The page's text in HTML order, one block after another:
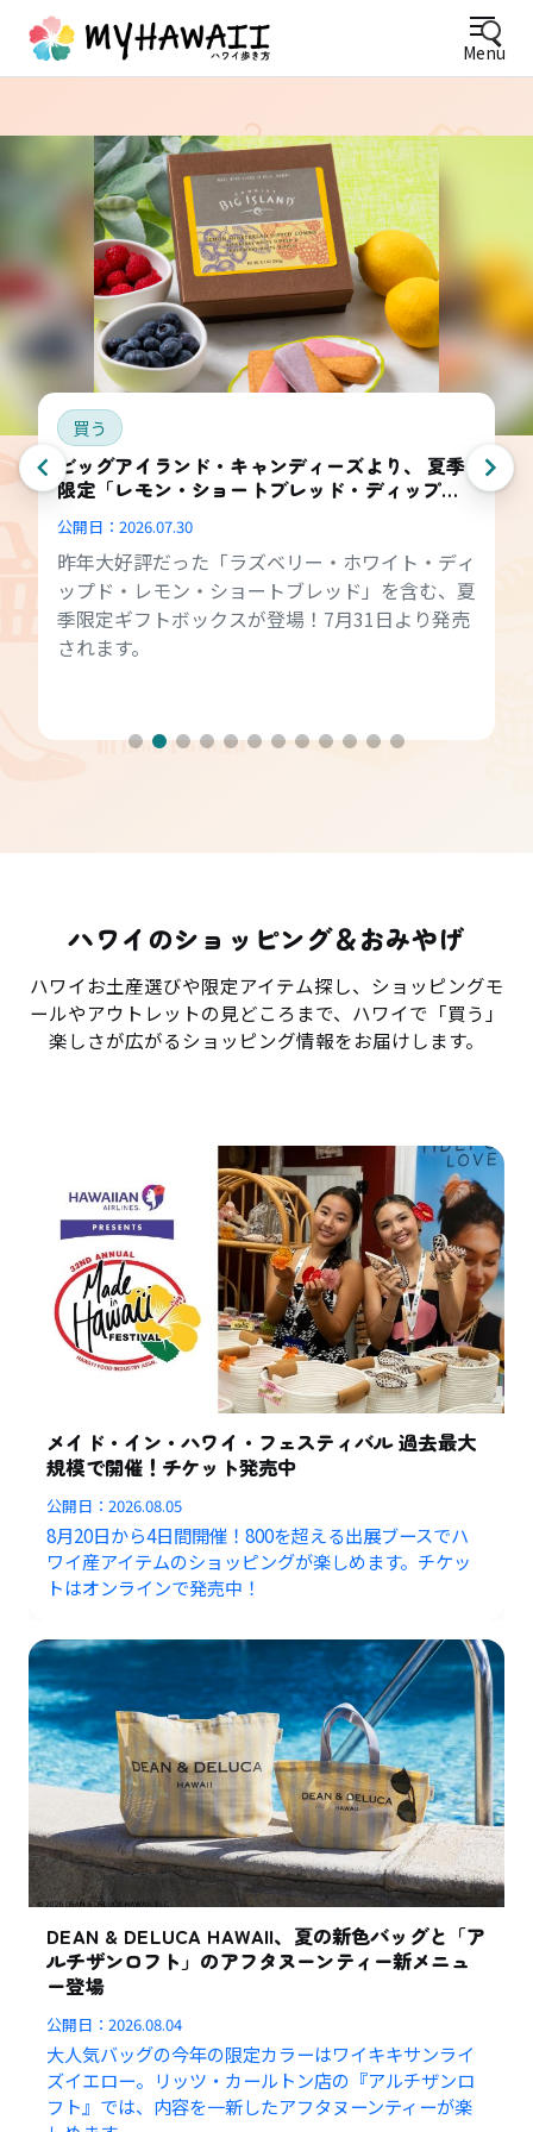
Menu
買う
ビッグアイランド・キャンディーズより、 夏季
限定「レモン・ショートブレッド・ディップ
公開日： 2026.07.30
昨年大好評だった「ラズベリー・ホワイト・ディ
ップド・レモン・ショートブレッド」を含む、夏
季限定ギフトボックスが登場！7月31日より発売
されます。
ハワイのショッピング＆おみやげ
ハワイお土産選びや限定アイテム探し、ショッピングモ
ールやアウトレットの見どころまで、ハワイで「買う」
楽しさが広がるショッピング情報をお届けします。
メイド・イン・ハワイ・フェスティバル 過去最大
規模で開催！チケット発売中
公開日：2026.08.05
8月20日から4日間開催！800を超える出展ブースでハ
ワイ産アイテムのショッピングが楽しめます。チケッ
トはオンラインで発売中！
DEAN & DELUCA HAWAII、夏の新色バッグと「ア
ルチザンロフト」のアフタヌーンティー新メニュ
ー登場
公開日：2026.08.04
大人気バッグの今年の限定カラーはワイキキサンライ
ズイエロー。リッツ・カールトン店の『アルチザンロ
フト』では、内容を一新したアフタヌーンティーが楽